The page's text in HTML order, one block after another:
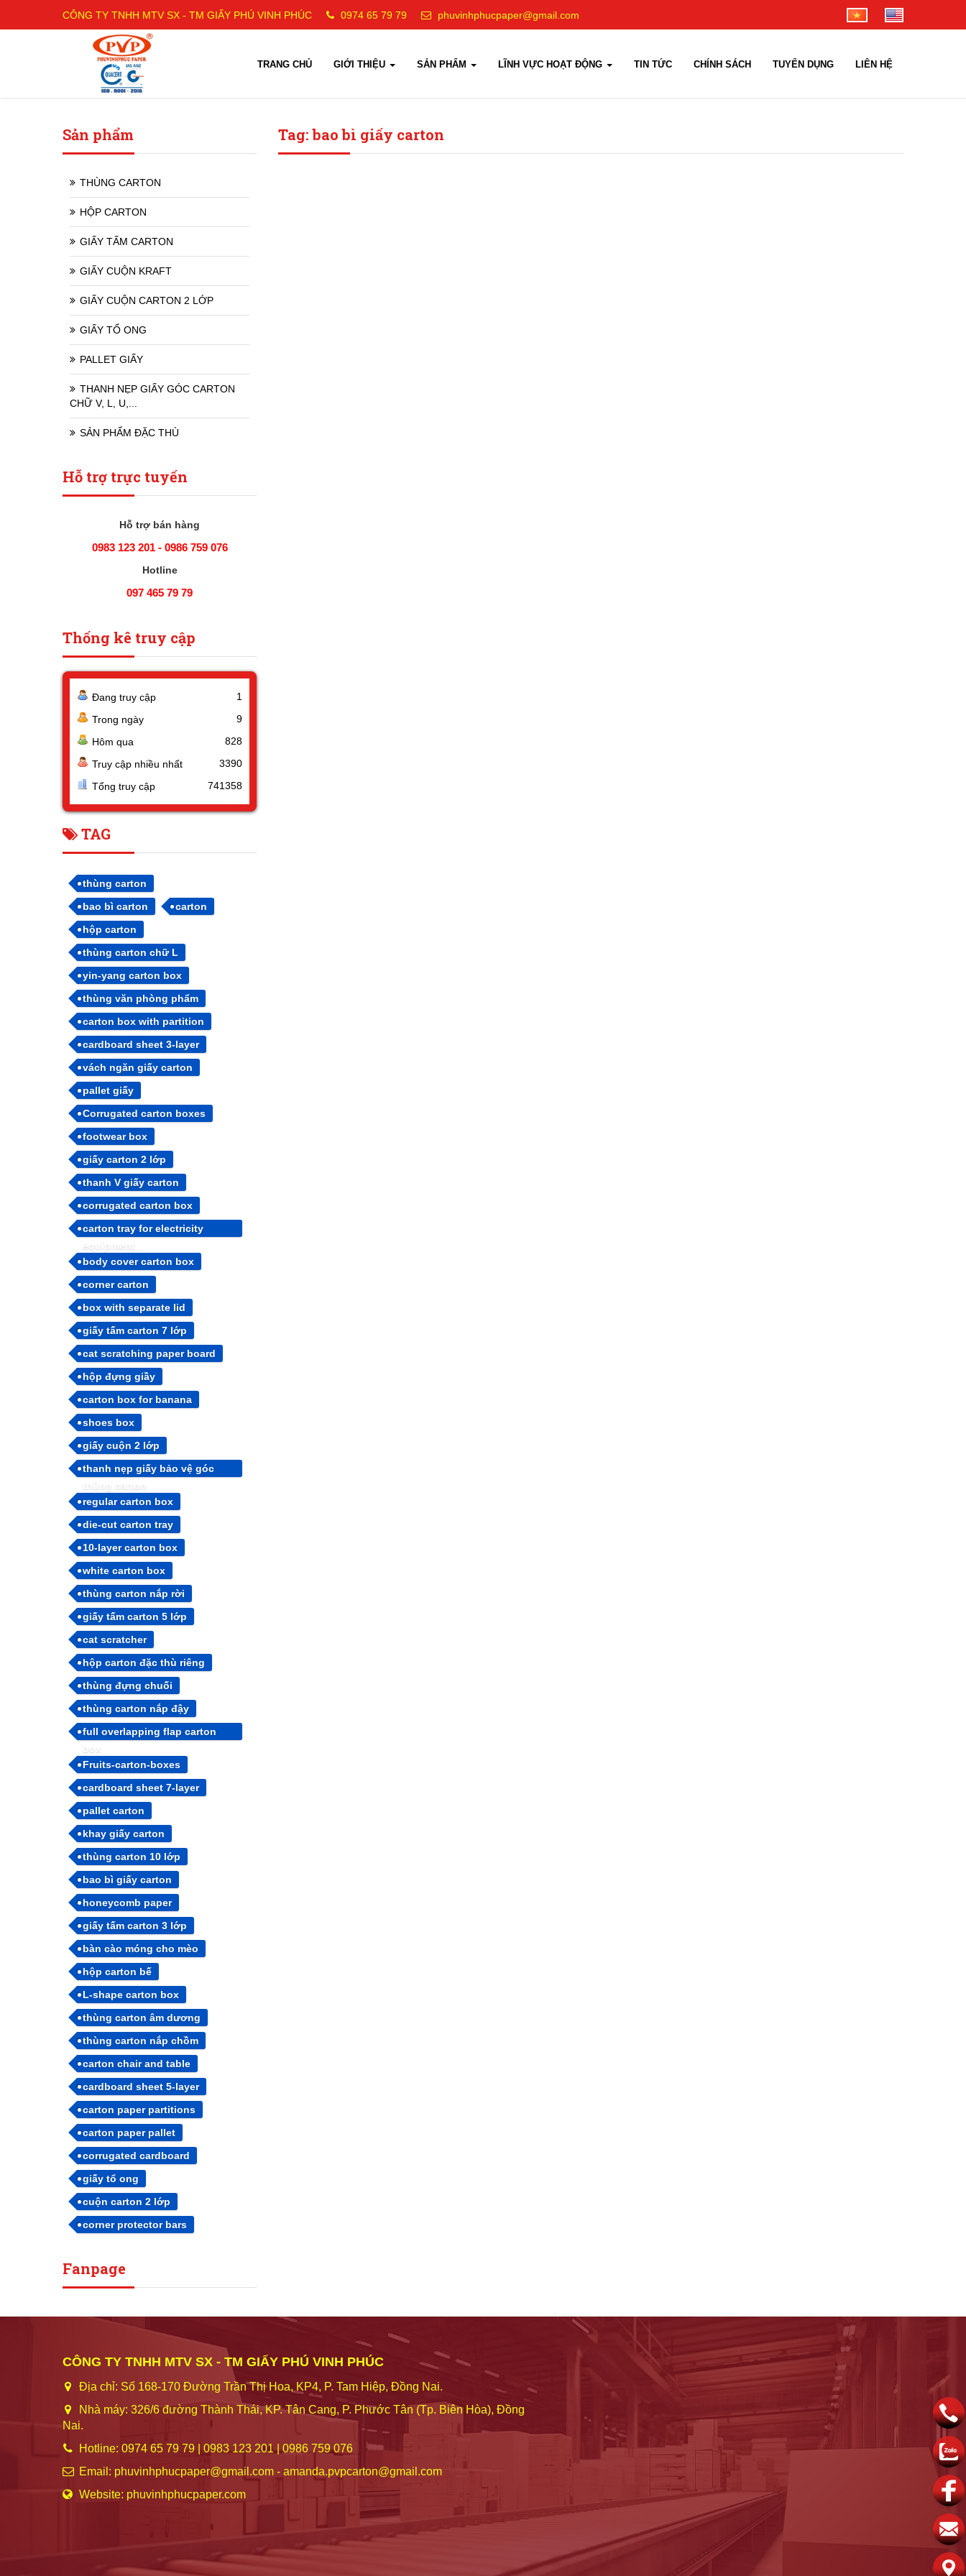
CÔNG TY TNHH MTV SX - TM GIẤY PHÚ VINH PHÚC 0974 65 79 79 phuvinhphucpaper@gmail.com
TRANG CHỦ GIỚI THIỆU SẢN PHẨM LĨNH VỰC HOẠT ĐỘNG TIN TỨC CHÍNH SÁCH TUYỂN DỤNG LIÊN HỆ
Tag: bao bì giấy carton
Sản phẩm
THÙNG CARTON
HỘP CARTON
GIẤY TẤM CARTON
GIẤY CUỘN KRAFT
GIẤY CUỘN CARTON 2 LỚP
GIẤY TỔ ONG
PALLET GIẤY
THANH NẸP GIẤY GÓC CARTON
CHỮ V, L, U,...
SẢN PHẨM ĐẶC THÙ
Hỗ trợ trực tuyến
Hỗ trợ bán hàng
0983 123 201 - 0986 759 076
Hotline
097 465 79 79
Thống kê truy cập
Đang truy cập
1
Trong ngày
9
Hôm qua
828
Truy cập nhiều nhất
3390
Tổng truy cập
741358
TAG
thùng carton
bao bì carton
carton
hộp carton
thùng carton chữ L
yin-yang carton box
thùng văn phòng phẩm
carton box with partition
cardboard sheet 3-layer
vách ngăn giấy carton
pallet giấy
Corrugated carton boxes
footwear box
giấy carton 2 lớp
thanh V giấy carton
corrugated carton box
carton tray for electricity
equipment
body cover carton box
corner carton
box with separate lid
giấy tấm carton 7 lớp
cat scratching paper board
hộp đựng giầy
carton box for banana
shoes box
giấy cuộn 2 lớp
thanh nẹp giấy bảo vệ góc
thùng carton
regular carton box
die-cut carton tray
10-layer carton box
white carton box
thùng carton nắp rời
giấy tấm carton 5 lớp
cat scratcher
hộp carton đặc thù riêng
thùng đựng chuối
thùng carton nắp đậy
full overlapping flap carton
box
Fruits-carton-boxes
cardboard sheet 7-layer
pallet carton
khay giấy carton
thùng carton 10 lớp
bao bì giấy carton
honeycomb paper
giấy tấm carton 3 lớp
bàn cào móng cho mèo
hộp carton bế
L-shape carton box
thùng carton âm dương
thùng carton nắp chồm
carton chair and table
cardboard sheet 5-layer
carton paper partitions
carton paper pallet
corrugated cardboard
giấy tổ ong
cuộn carton 2 lớp
corner protector bars
Fanpage
CÔNG TY TNHH MTV SX - TM GIẤY PHÚ VINH PHÚC
Địa chỉ: Số 168-170 Đường Trần Thị Hoa, KP4, P. Tam Hiệp, Đồng Nai.
Nhà máy: 326/6 đường Thành Thái, KP. Tân Cang, P. Phước Tân (Tp. Biên Hòa), Đồng
Nai.
Hotline: 0974 65 79 79 | 0983 123 201 | 0986 759 076
Email: phuvinhphucpaper@gmail.com - amanda.pvpcarton@gmail.com
Website: phuvinhphucpaper.com